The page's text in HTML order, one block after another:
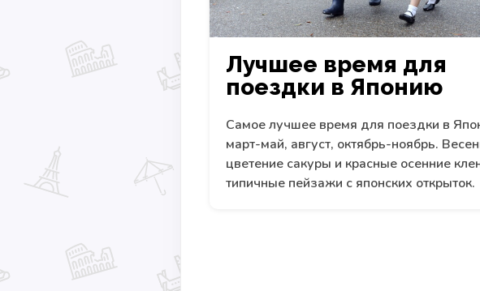
Лучшее время для
поездки в Японию
Самое лучшее время для поездки в
март-май, август, октябрь-ноябрь.
цветение сакуры и красные осенние
типичные пейзажи с японских открыток.